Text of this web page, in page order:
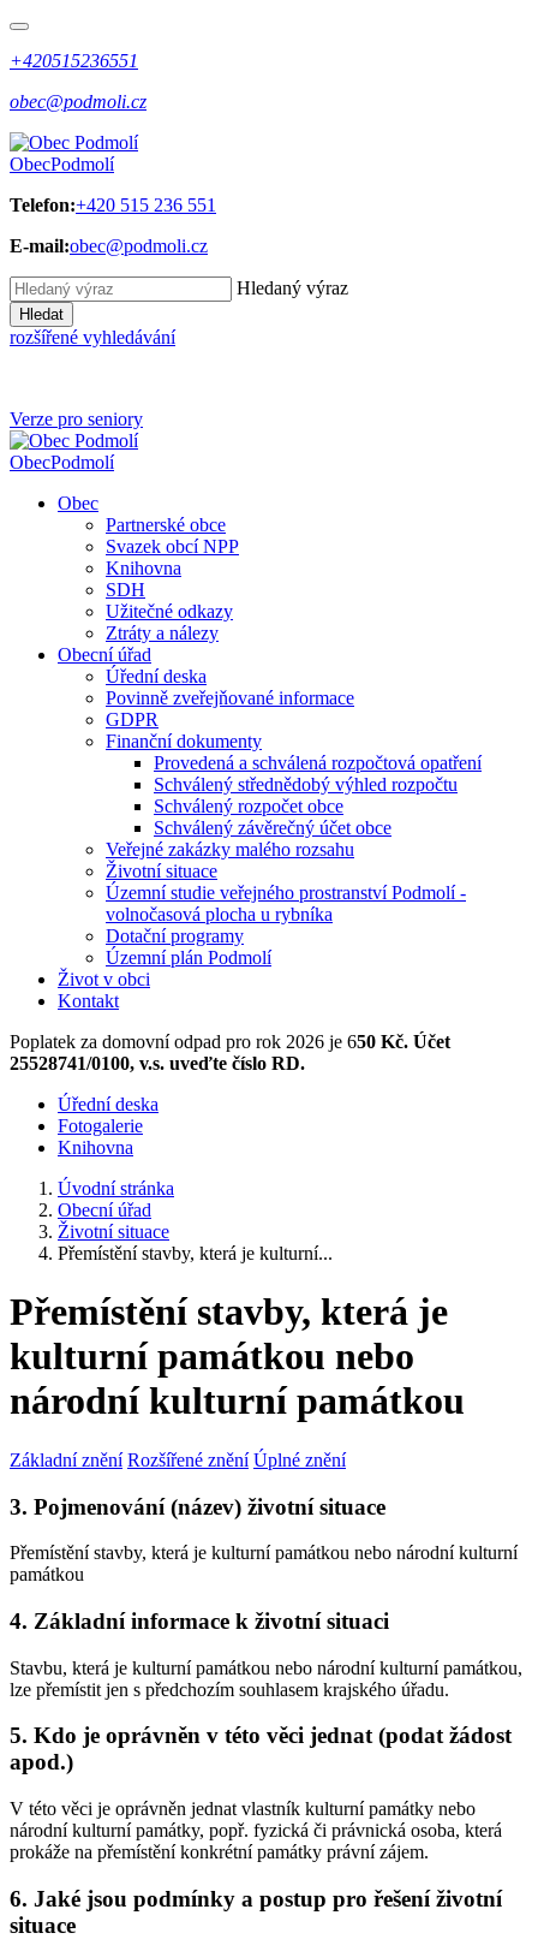
+420515236551
obec@podmoli.cz
ObecPodmolí
Telefon:+420 515 236 551
E-mail:obec@podmoli.cz
Hledaný výraz
Hledat
rozšířené vyhledávání
Verze pro seniory
ObecPodmolí
Obec
Partnerské obce
Svazek obcí NPP
Knihovna
SDH
Užitečné odkazy
Ztráty a nálezy
Obecní úřad
Úřední deska
Povinně zveřejňované informace
GDPR
Finanční dokumenty
Provedená a schválená rozpočtová opatření
Schválený střednědobý výhled rozpočtu
Schválený rozpočet obce
Schválený závěrečný účet obce
Veřejné zakázky malého rozsahu
Životní situace
Územní studie veřejného prostranství Podmolí -
volnočasová plocha u rybníka
Dotační programy
Územní plán Podmolí
Život v obci
Kontakt
Poplatek za domovní odpad pro rok 2026 je 650 Kč. Účet
25528741/0100, v.s. uveďte číslo RD.
Úřední deska
Fotogalerie
Knihovna
Úvodní stránka
Obecní úřad
Životní situace
Přemístění stavby, která je kulturní...
Přemístění stavby, která je
kulturní památkou nebo
národní kulturní památkou
Základní znění Rozšířené znění Úplné znění
3. Pojmenování (název) životní situace
Přemístění stavby, která je kulturní památkou nebo národní kulturní
památkou
4. Základní informace k životní situaci
Stavbu, která je kulturní památkou nebo národní kulturní památkou,
lze přemístit jen s předchozím souhlasem krajského úřadu.
5. Kdo je oprávněn v této věci jednat (podat žádost
apod.)
V této věci je oprávněn jednat vlastník kulturní památky nebo
národní kulturní památky, popř. fyzická či právnická osoba, která
prokáže na přemístění konkrétní památky právní zájem.
6. Jaké jsou podmínky a postup pro řešení životní
situace